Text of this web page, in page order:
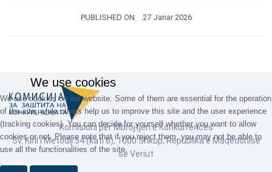
PUBLISHED ON 27 Janar 2026
Komisioni për Mbrojtjen e Konkurrencës
Sv. Kiril i Metodij 54 (kati 6), 1000 Shkup, Republika e Maqedonisë
së Veriut
We use cookies
We use cookies on our website. Some of them are essential for the operation
of the site, while others help us to improve this site and the user experience
(tracking cookies). You can decide for yourself whether you want to allow
cookies or not. Please note that if you reject them, you may not be able to
use all the functionalities of the site.